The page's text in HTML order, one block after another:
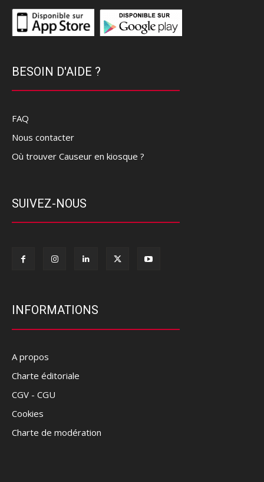
BESOIN D'AIDE ?
FAQ
Nous contacter
Où trouver Causeur en kiosque ?
SUIVEZ-NOUS
INFORMATIONS
A propos
Charte éditoriale
CGV - CGU
Cookies
Charte de modération